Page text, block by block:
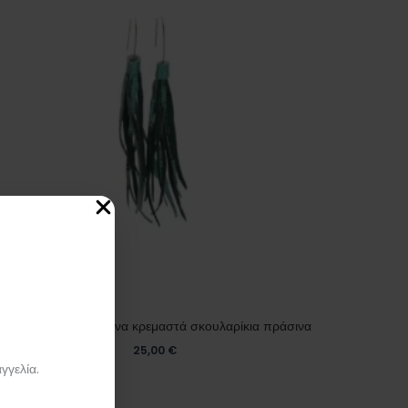
Χειροποίητα δερμάτινα κρεμαστά σκουλαρίκια πράσινα
25,00 €